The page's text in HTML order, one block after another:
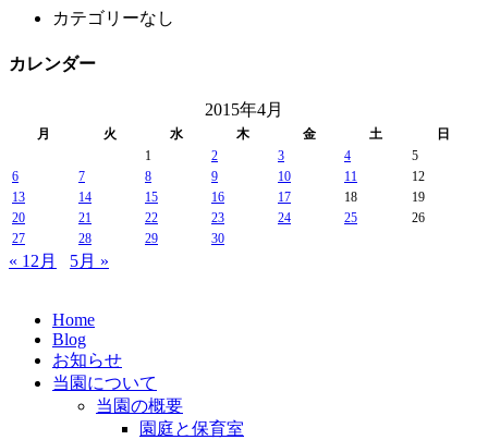
カテゴリーなし
カレンダー
2015年4月
月 火 水 木 金 土
日
1
2 3 4
5
6
7 8 9 10 11
12
13
14 15 16 17 18
19
20
21 22 23 24 25
26
27
28 29 30
« 12月 5月 »
Home
Blog
お知らせ
当園について
当園の概要
園庭と保育室